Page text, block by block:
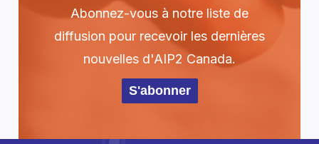
Abonnez-vous à notre liste de
diffusion pour recevoir les dernières
nouvelles d'AIP2 Canada.
S'abonner